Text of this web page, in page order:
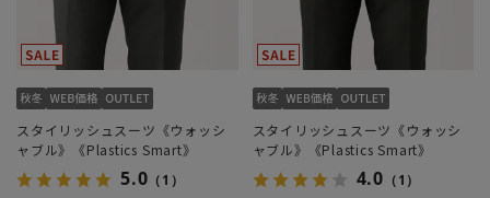
スタイリッシュスーツ《ウォッシ
ャブル》《Plastics Smart》
5.0 （1）
スタイリッシュスーツ《ウォッシ
ャブル》《Plastics Smart》
4.0 （1）